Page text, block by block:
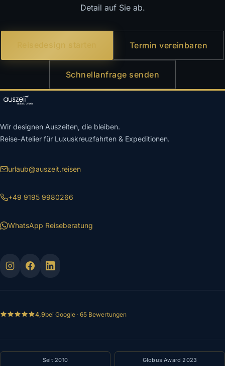
Detail auf Sie ab.
Reisedesign starten Termin vereinbaren
Schnellanfrage senden
Wir designen Auszeiten, die bleiben.
Reise-Atelier für Luxuskreuzfahrten & Expeditionen.
urlaub@auszeit.reisen
+49 9195 9980266
WhatsApp Reiseberatung
4,9bei Google · 65 Bewertungen
Seit 2010 Globus Award 2023